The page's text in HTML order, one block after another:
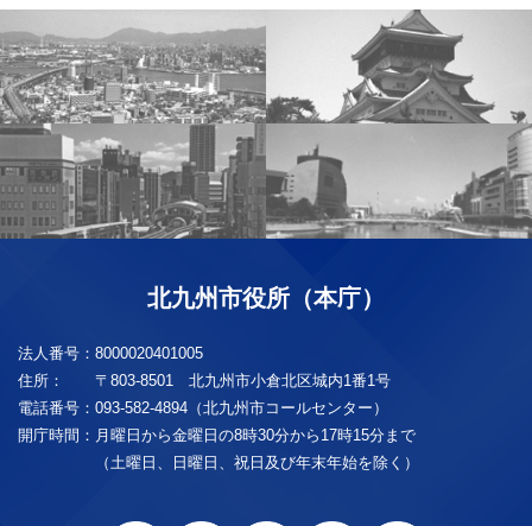
北九州市役所（本庁）
法人番号： 8000020401005
住所：
〒803-8501 北九州市小倉北区城内1番1号
電話番号： 093-582-4894（北九州市コールセンター）
開庁時間： 月曜日から金曜日の8時30分から17時15分まで
（土曜日、日曜日、祝日及び年末年始を除く）